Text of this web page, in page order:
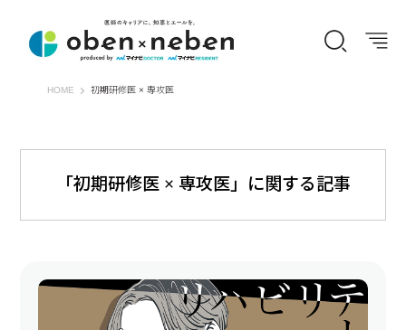
HOME オーベン×ネーベン
初期研修医 × 専攻医
「初期研修医 × 専攻医」に関する記事